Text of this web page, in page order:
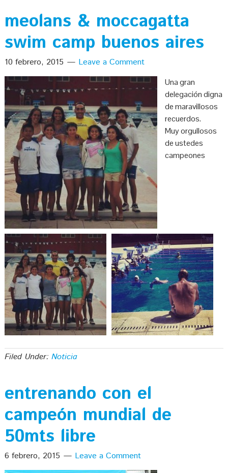
meolans & moccagatta
swim camp buenos aires
10 febrero, 2015 Leave a Comment
Una gran
delegación digna
de maravillosos
recuerdos.
Muy orgullosos
de ustedes
campeones
Filed Under: Noticia
entrenando con el
campeón mundial de
50mts libre
6 febrero, 2015 Leave a Comment